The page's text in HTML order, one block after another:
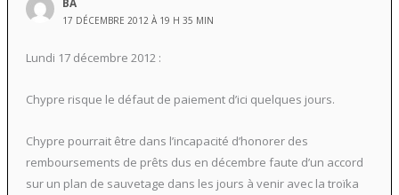
17 DÉCEMBRE 2012 À 19 H 35 MIN
Lundi 17 décembre 2012 :
Chypre risque le défaut de paiement d’ici quelques jours.
Chypre pourrait être dans l’incapacité d’honorer des
remboursements de prêts dus en décembre faute d’un accord
sur un plan de sauvetage dans les jours à venir avec la troïka